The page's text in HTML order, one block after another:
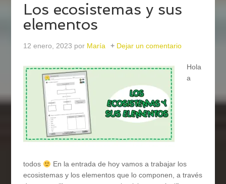
Los ecosistemas y sus
elementos
12 enero, 2023 por María Dejar un comentario
Hola
a
todos
En la entrada de hoy vamos a trabajar los
ecosistemas y los elementos que lo componen, a través